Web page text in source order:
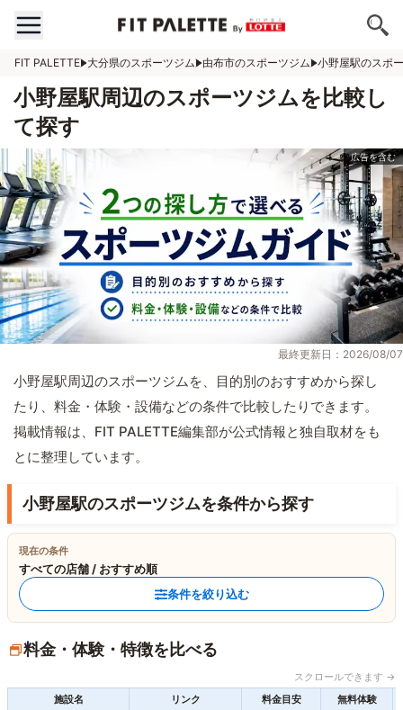
FIT PALETTE 大分県のスポーツジム 由布市のスポーツジム 小野屋駅のスポ
小野屋駅周辺のスポーツジムを比較し
て探す
最終更新日：2026/08/07
小野屋駅周辺のスポーツジムを、目的別のおすすめから探し
たり、料金・体験・設備などの条件で比較したりできます。
掲載情報は、FIT PALETTE編集部が公式情報と独自取材をも
とに整理しています。
小野屋駅のスポーツジムを条件から探す
現在の条件
すべての店舗 / おすすめ順
条件を絞り込む
料金・体験・特徴を比べる
スクロールできます →
施設名
リンク 料金目安 無料体験